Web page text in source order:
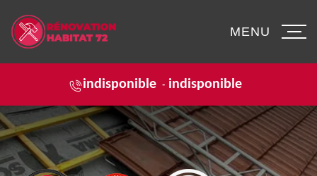
indisponible - indisponible
MENU